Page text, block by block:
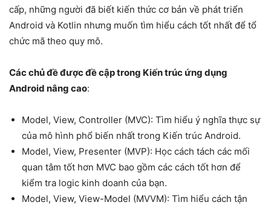
cấp, những người đã biết kiến ​​thức cơ bản về phát triển
Android và Kotlin nhưng muốn tìm hiểu cách tốt nhất để tổ
chức mã theo quy mô.
Các chủ đề được đề cập trong Kiến trúc ứng dụng
Android nâng cao:
Model, View, Controller (MVC): Tìm hiểu ý nghĩa thực sự
của mô hình phổ biến nhất trong Kiến trúc Android.
Model, View, Presenter (MVP): Học cách tách các mối
quan tâm tốt hơn MVC bao gồm các cách tốt hơn để
kiểm tra logic kinh doanh của bạn.
Model, View, View-Model (MVVM): Tìm hiểu cách tận